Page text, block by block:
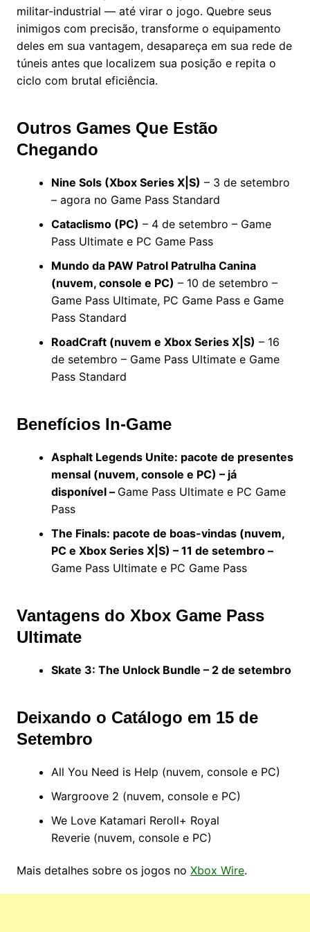
militar-industrial — até virar o jogo. Quebre seus
inimigos com precisão, transforme o equipamento
deles em sua vantagem, desapareça em sua rede de
túneis antes que localizem sua posição e repita o
ciclo com brutal eficiência.
Outros Games Que Estão
Chegando
Nine Sols (Xbox Series X|S) – 3 de setembro
– agora no Game Pass Standard
Cataclismo (PC) – 4 de setembro – Game
Pass Ultimate e PC Game Pass
Mundo da PAW Patrol Patrulha Canina
(nuvem, console e PC) – 10 de setembro –
Game Pass Ultimate, PC Game Pass e Game
Pass Standard
RoadCraft (nuvem e Xbox Series X|S) – 16
de setembro – Game Pass Ultimate e Game
Pass Standard
Benefícios In-Game
Asphalt Legends Unite: pacote de presentes
mensal (nuvem, console e PC) – já
disponível – Game Pass Ultimate e PC Game
Pass
The Finals: pacote de boas-vindas (nuvem,
PC e Xbox Series X|S) – 11 de setembro –
Game Pass Ultimate e PC Game Pass
Vantagens do Xbox Game Pass
Ultimate
Skate 3: The Unlock Bundle – 2 de setembro
Deixando o Catálogo em 15 de
Setembro
All You Need is Help (nuvem, console e PC)
Wargroove 2 (nuvem, console e PC)
We Love Katamari Reroll+ Royal
Reverie (nuvem, console e PC)
Mais detalhes sobre os jogos no Xbox Wire.